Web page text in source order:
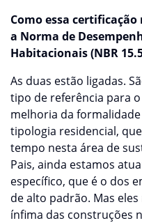
Como essa
a Norma de
Habitacionais (NBR
As duas estão ligadas.
tipo de referência para
melhoria da
tipologia residencial,
tempo nesta área de
Pais, ainda estamos
específico, que é o dos
de alto padrão. Mas
ínfima das construções